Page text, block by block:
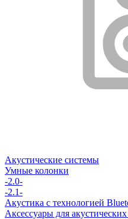
Акустические системы
Умные колонки
-2.0-
-2.1-
Акустика с технологией
Аксессуары для